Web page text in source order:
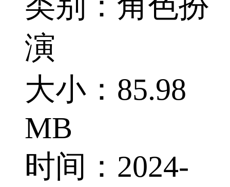
演
大小：85.98
MB
时间：2024-